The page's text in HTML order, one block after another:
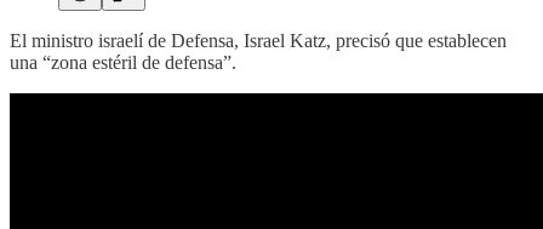
El ministro israelí de Defensa, Israel Katz, precisó que establecen
una “zona estéril de defensa”.